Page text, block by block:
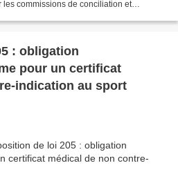
commissions de conciliation et
: obligation
pour un certificat
indication au sport